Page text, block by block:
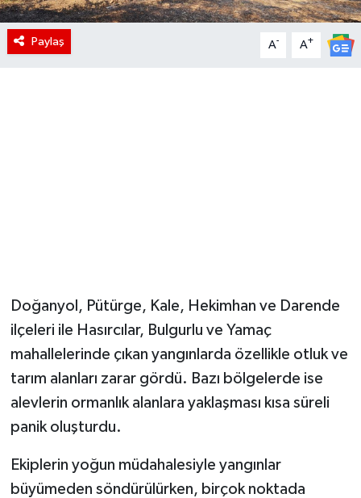
Paylaş A- A+
Doğanyol, Pütürge, Kale, Hekimhan ve Darende
ilçeleri ile Hasırcılar, Bulgurlu ve Yamaç
mahallelerinde çıkan yangınlarda özellikle otluk ve
tarım alanları zarar gördü. Bazı bölgelerde ise
alevlerin ormanlık alanlara yaklaşması kısa süreli
panik oluşturdu.
Ekiplerin yoğun müdahalesiyle yangınlar
büyümeden söndürülürken, birçok noktada